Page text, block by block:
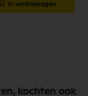
In winkelwagen
kochten ook